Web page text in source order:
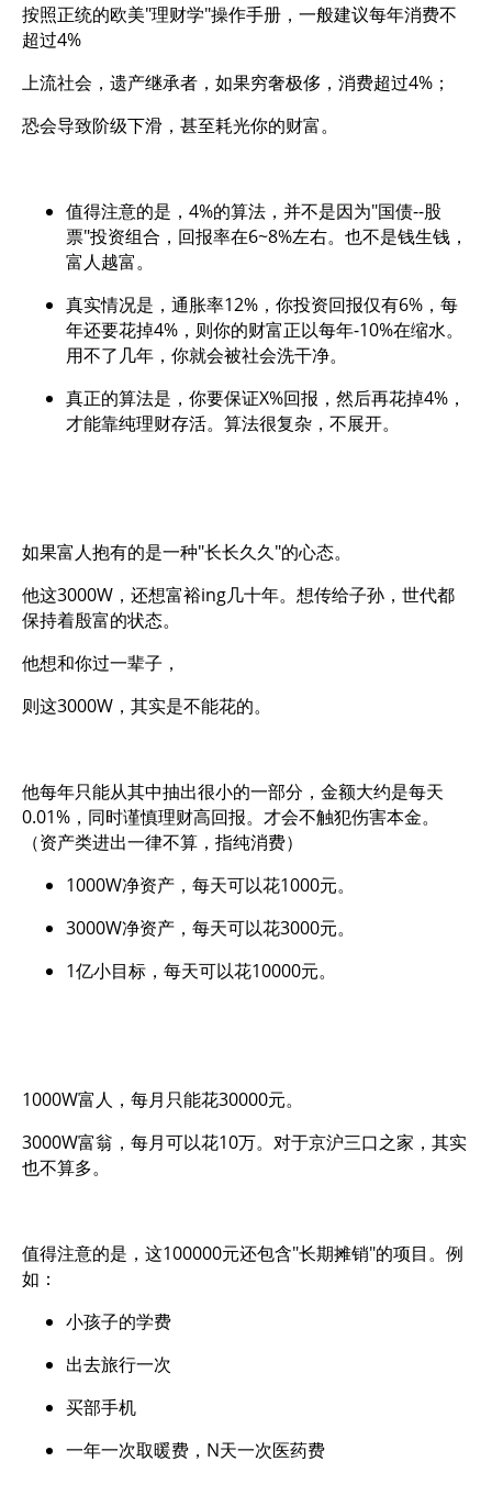
按照正统的欧美"理财学"操作手册，一般建议每年消费不
超过4%
上流社会，遗产继承者，如果穷奢极侈，消费超过4%；
恐会导致阶级下滑，甚至耗光你的财富。
值得注意的是，4%的算法，并不是因为"国债--股
票"投资组合，回报率在6~8%左右。也不是钱生钱，
富人越富。
真实情况是，通胀率12%，你投资回报仅有6%，每
年还要花掉4%，则你的财富正以每年-10%在缩水。
用不了几年，你就会被社会洗干净。
真正的算法是，你要保证X%回报，然后再花掉4%，
才能靠纯理财存活。算法很复杂，不展开。
如果富人抱有的是一种"长长久久"的心态。
他这3000W，还想富裕ing几十年。想传给子孙，世代都
保持着殷富的状态。
他想和你过一辈子，
则这3000W，其实是不能花的。
他每年只能从其中抽出很小的一部分，金额大约是每天
0.01%，同时谨慎理财高回报。才会不触犯伤害本金。
（资产类进出一律不算，指纯消费）
1000W净资产，每天可以花1000元。
3000W净资产，每天可以花3000元。
1亿小目标，每天可以花10000元。
1000W富人，每月只能花30000元。
3000W富翁，每月可以花10万。对于京沪三口之家，其实
也不算多。
值得注意的是，这100000元还包含"长期摊销"的项目。例
如：
小孩子的学费
出去旅行一次
买部手机
一年一次取暖费，N天一次医药费